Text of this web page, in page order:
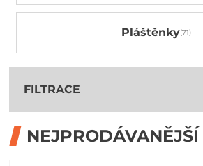
Pláštěnky
FILTRACE
NEJPRODÁVANĚJŠÍ